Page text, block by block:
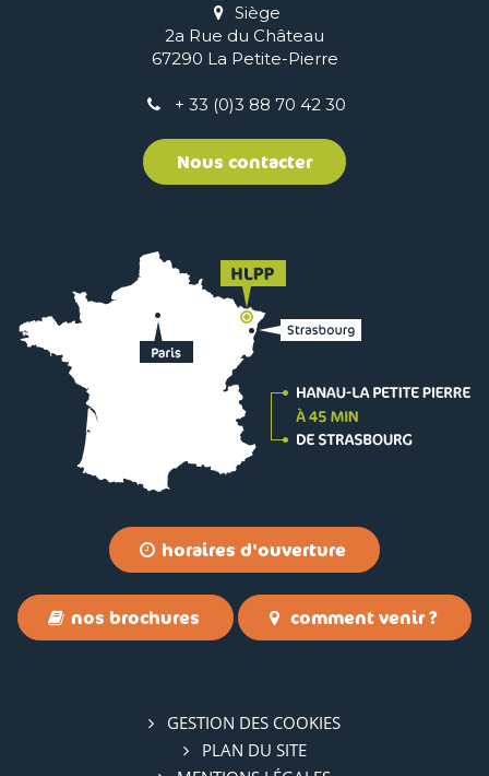
Siège
2a Rue du Château
67290 La Petite-Pierre
+ 33 (0)3 88 70 42 30
Nous contacter
horaires d'ouverture
nos brochures comment venir ?
GESTION DES COOKIES
PLAN DU SITE